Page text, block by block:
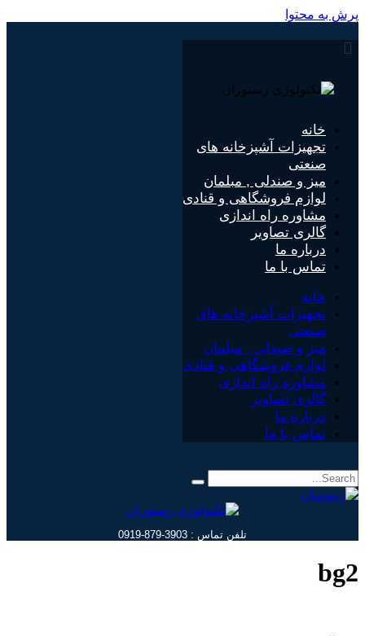
پرش به محتوا
خانه
تجهیزات آشپزخانه های
صنعتی
میز و صندلی , مبلمان
لوازم فروشگاهی و قنادی
مشاوره راه اندازی
گالری تصاویر
درباره ما
تماس با ما
خانه
تجهیزات آشپزخانه های
صنعتی
میز و صندلی , مبلمان
لوازم فروشگاهی و قنادی
مشاوره راه اندازی
گالری تصاویر
درباره ما
تماس با ما
تلفن تماس : 3903-879-0919
bg2